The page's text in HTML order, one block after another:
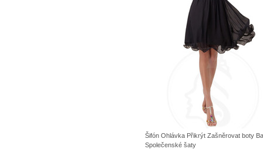
Šifón Ohlávka Přikrýt Zašněrovat boty
Společenské šaty